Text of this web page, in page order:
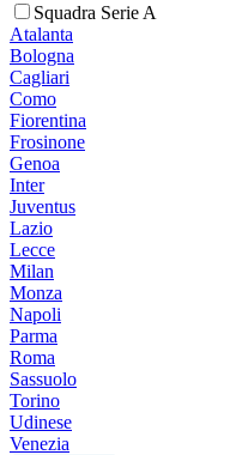
Squadra Serie A
Atalanta
Bologna
Cagliari
Como
Fiorentina
Frosinone
Genoa
Inter
Juventus
Lazio
Lecce
Milan
Monza
Napoli
Parma
Roma
Sassuolo
Torino
Udinese
Venezia